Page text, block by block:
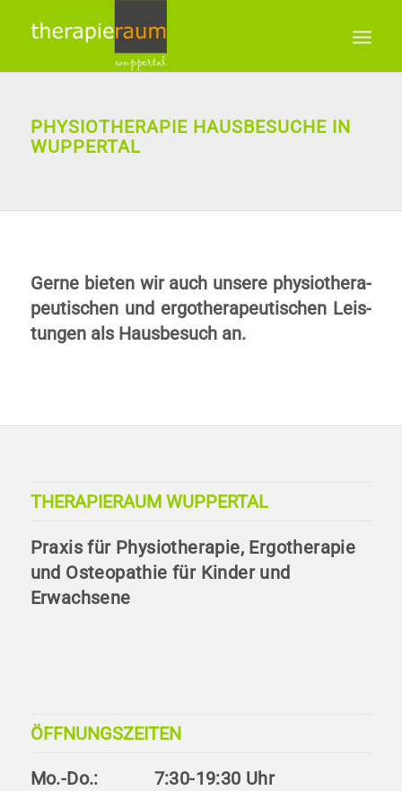
PHYSIOTHERAPIE HAUSBESUCHE IN
WUPPERTAL
Ge­rne bie­ten wir auch un­se­re phy­sio­the­ra­
peu­ti­schen und ergotherapeutischen Leis­
tung­en als Haus­be­such an.
THERAPIERAUM WUPPERTAL
Praxis für Physiotherapie, Ergotherapie
und Osteopathie für Kinder und
Erwachsene
ÖFFNUNGSZEITEN
Mo.-Do.:
7:30-19:30 Uhr